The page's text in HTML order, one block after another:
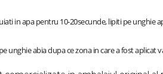
in apa pentru 10-20secunde, lipiti pe unghie
unghie abia dupa ce zona in care a fost aplicat